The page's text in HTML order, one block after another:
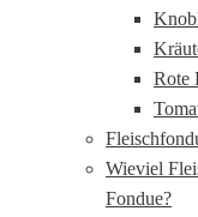
Rote
Wieviel
Fondue?